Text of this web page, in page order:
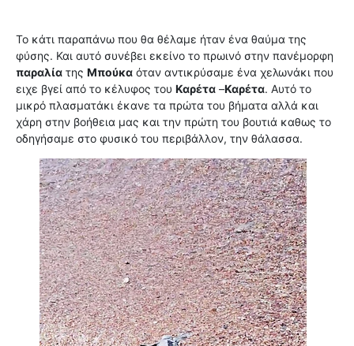
Το κάτι παραπάνω που θα θέλαμε ήταν ένα θαύμα της
φύσης. Και αυτό συνέβει εκείνο το πρωινό στην πανέμορφη
παραλία της Μπούκα όταν αντικρύσαμε ένα χελωνάκι που
ειχε βγεί από το κέλυφος του Καρέτα –Καρέτα. Αυτό το
μικρό πλασματάκι έκανε τα πρώτα του βήματα αλλά και
χάρη στην βοήθεια μας και την πρώτη του βουτιά καθως το
οδηγήσαμε στο φυσικό του περιβάλλον, την θάλασσα.